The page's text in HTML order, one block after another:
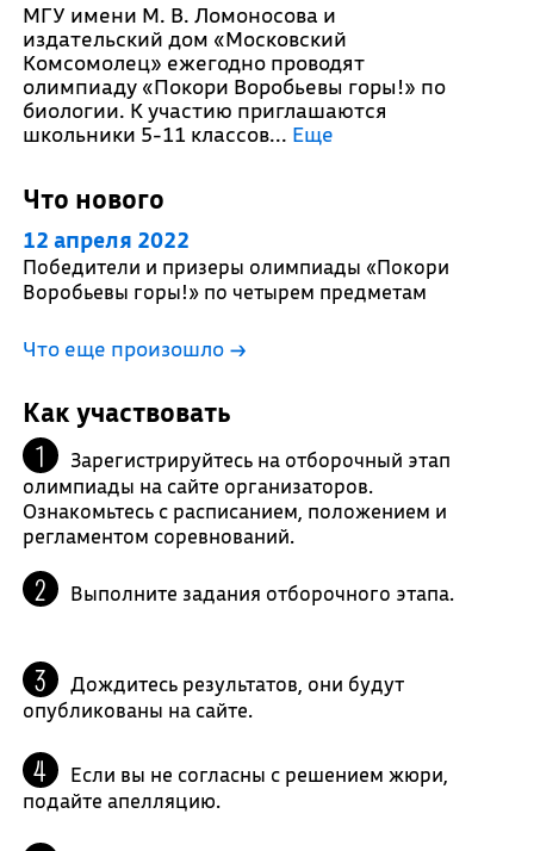
МГУ имени М. В. Ломоносова и
издательский дом «Московский
Комсомолец» ежегодно проводят
олимпиаду «Покори Воробьевы горы!» по
биологии. К участию приглашаются
школьники 5-11 классов... Еще
Что нового
12 апреля 2022
Победители и призеры олимпиады «Покори
Воробьевы горы!» по четырем предметам
Что еще произошло →
Как участвовать
Зарегистрируйтесь на отборочный этап
олимпиады на сайте организаторов.
Ознакомьтесь с расписанием, положением и
регламентом соревнований.
Выполните задания отборочного этапа.
Дождитесь результатов, они будут
опубликованы на сайте.
Если вы не согласны с решением жюри,
подайте апелляцию.